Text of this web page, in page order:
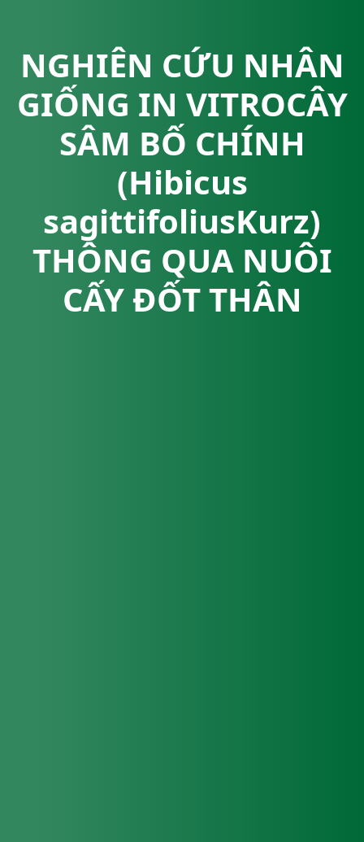
NGHIÊN CỨU NHÂN
GIỐNG IN VITROCÂY
SÂM BỐ CHÍNH
(Hibicus
sagittifoliusKurz)
THÔNG QUA NUÔI
CẤY ĐỐT THÂN